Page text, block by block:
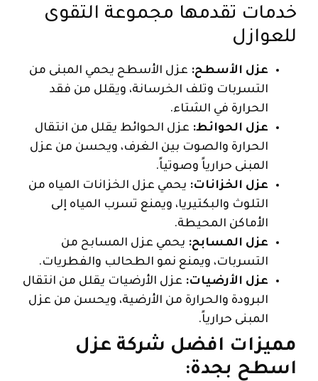
خدمات تقدمها مجموعة التقوى
للعوازل
عزل الأسطح: عزل الأسطح يحمي المبنى من
التسربات وتلف الخرسانة، ويقلل من فقد
الحرارة في الشتاء.
عزل الحوائط: عزل الحوائط يقلل من انتقال
الحرارة والصوت بين الغرف، ويحسن من عزل
المبنى حرارياً وصوتياً.
عزل الخزانات: يحمي عزل الخزانات المياه من
التلوث والبكتيريا، ويمنع تسرب المياه إلى
الأماكن المحيطة.
عزل المسابح: يحمي عزل المسابح من
التسربات، ويمنع نمو الطحالب والفطريات.
عزل الأرضيات: عزل الأرضيات يقلل من انتقال
البرودة والحرارة من الأرضية، ويحسن من عزل
المبنى حرارياً.
مميزات افضل شركة عزل
اسطح بجدة: